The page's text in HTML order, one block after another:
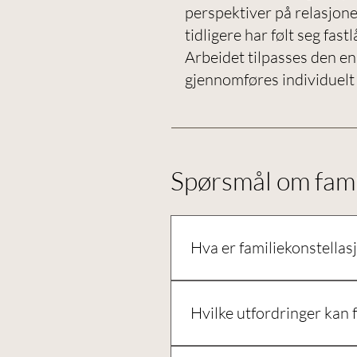
perspektiver på
tidligere har følt seg
Arbeidet tilpasses den
gjennomføres
Spørsmål om
Hva er
kan påvirke livet vårt i dag.
Hvilke utfordringer kan